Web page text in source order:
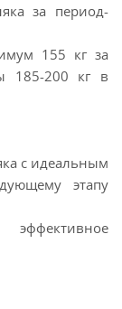
за период-
155 кг за
185-200 кг в
с идеальным
этапу